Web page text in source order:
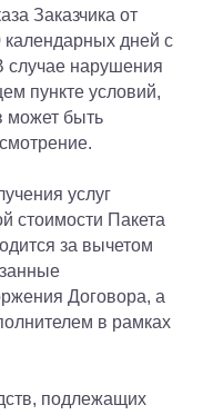
Заказчика от
календарных дней с
случае нарушения
пункте условий,
может быть
услуг
стоимости Пакета
за вычетом
Договора, а
в рамках
подлежащих